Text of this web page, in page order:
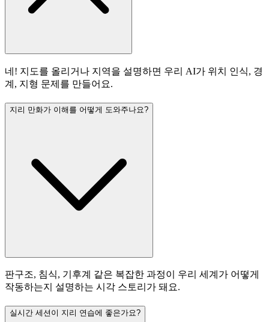
네! 지도를 올리거나 지역을 설명하면 우리 AI가 위치 인식, 경
계, 지형 문제를 만들어요.
지리 만화가 이해를 어떻게 도와주나요?
판구조, 침식, 기후계 같은 복잡한 과정이 우리 세계가 어떻게
작동하는지 설명하는 시각 스토리가 돼요.
실시간 세션이 지리 연습에 좋은가요?